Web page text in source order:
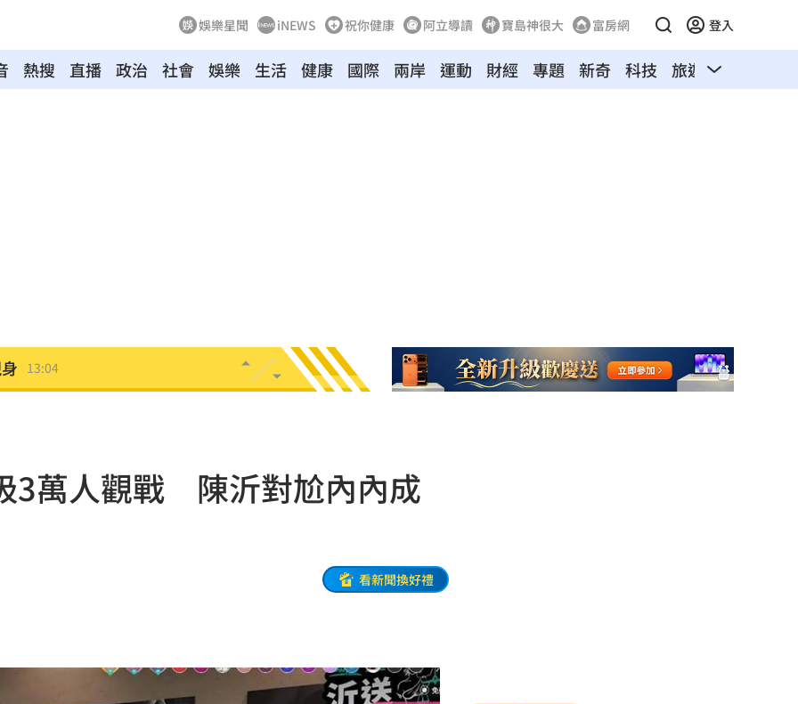
娛樂星聞 iNEWS 祝你健康 阿立導讀 寶島神很大 富房網 登入
熱搜 直播 政治 社會 娛樂 生活 健康 國際 兩岸 運動 財經 專題 新奇 科技 旅遊 汽車
13:04
13:00
3萬人觀戰 陳沂對尬內內成
看新聞換好禮